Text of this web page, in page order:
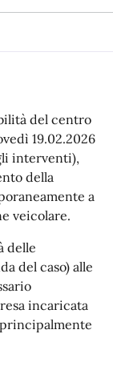
del centro
19.02.2026
interventi),
della
a
veicolare.
delle
del caso) alle
incaricata
principalmente